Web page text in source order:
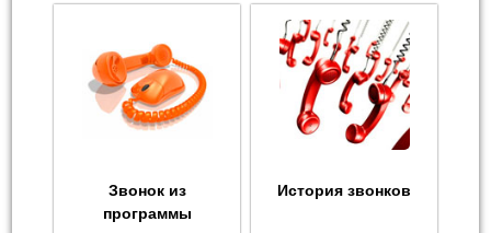
Звонок из
программы
История звонков